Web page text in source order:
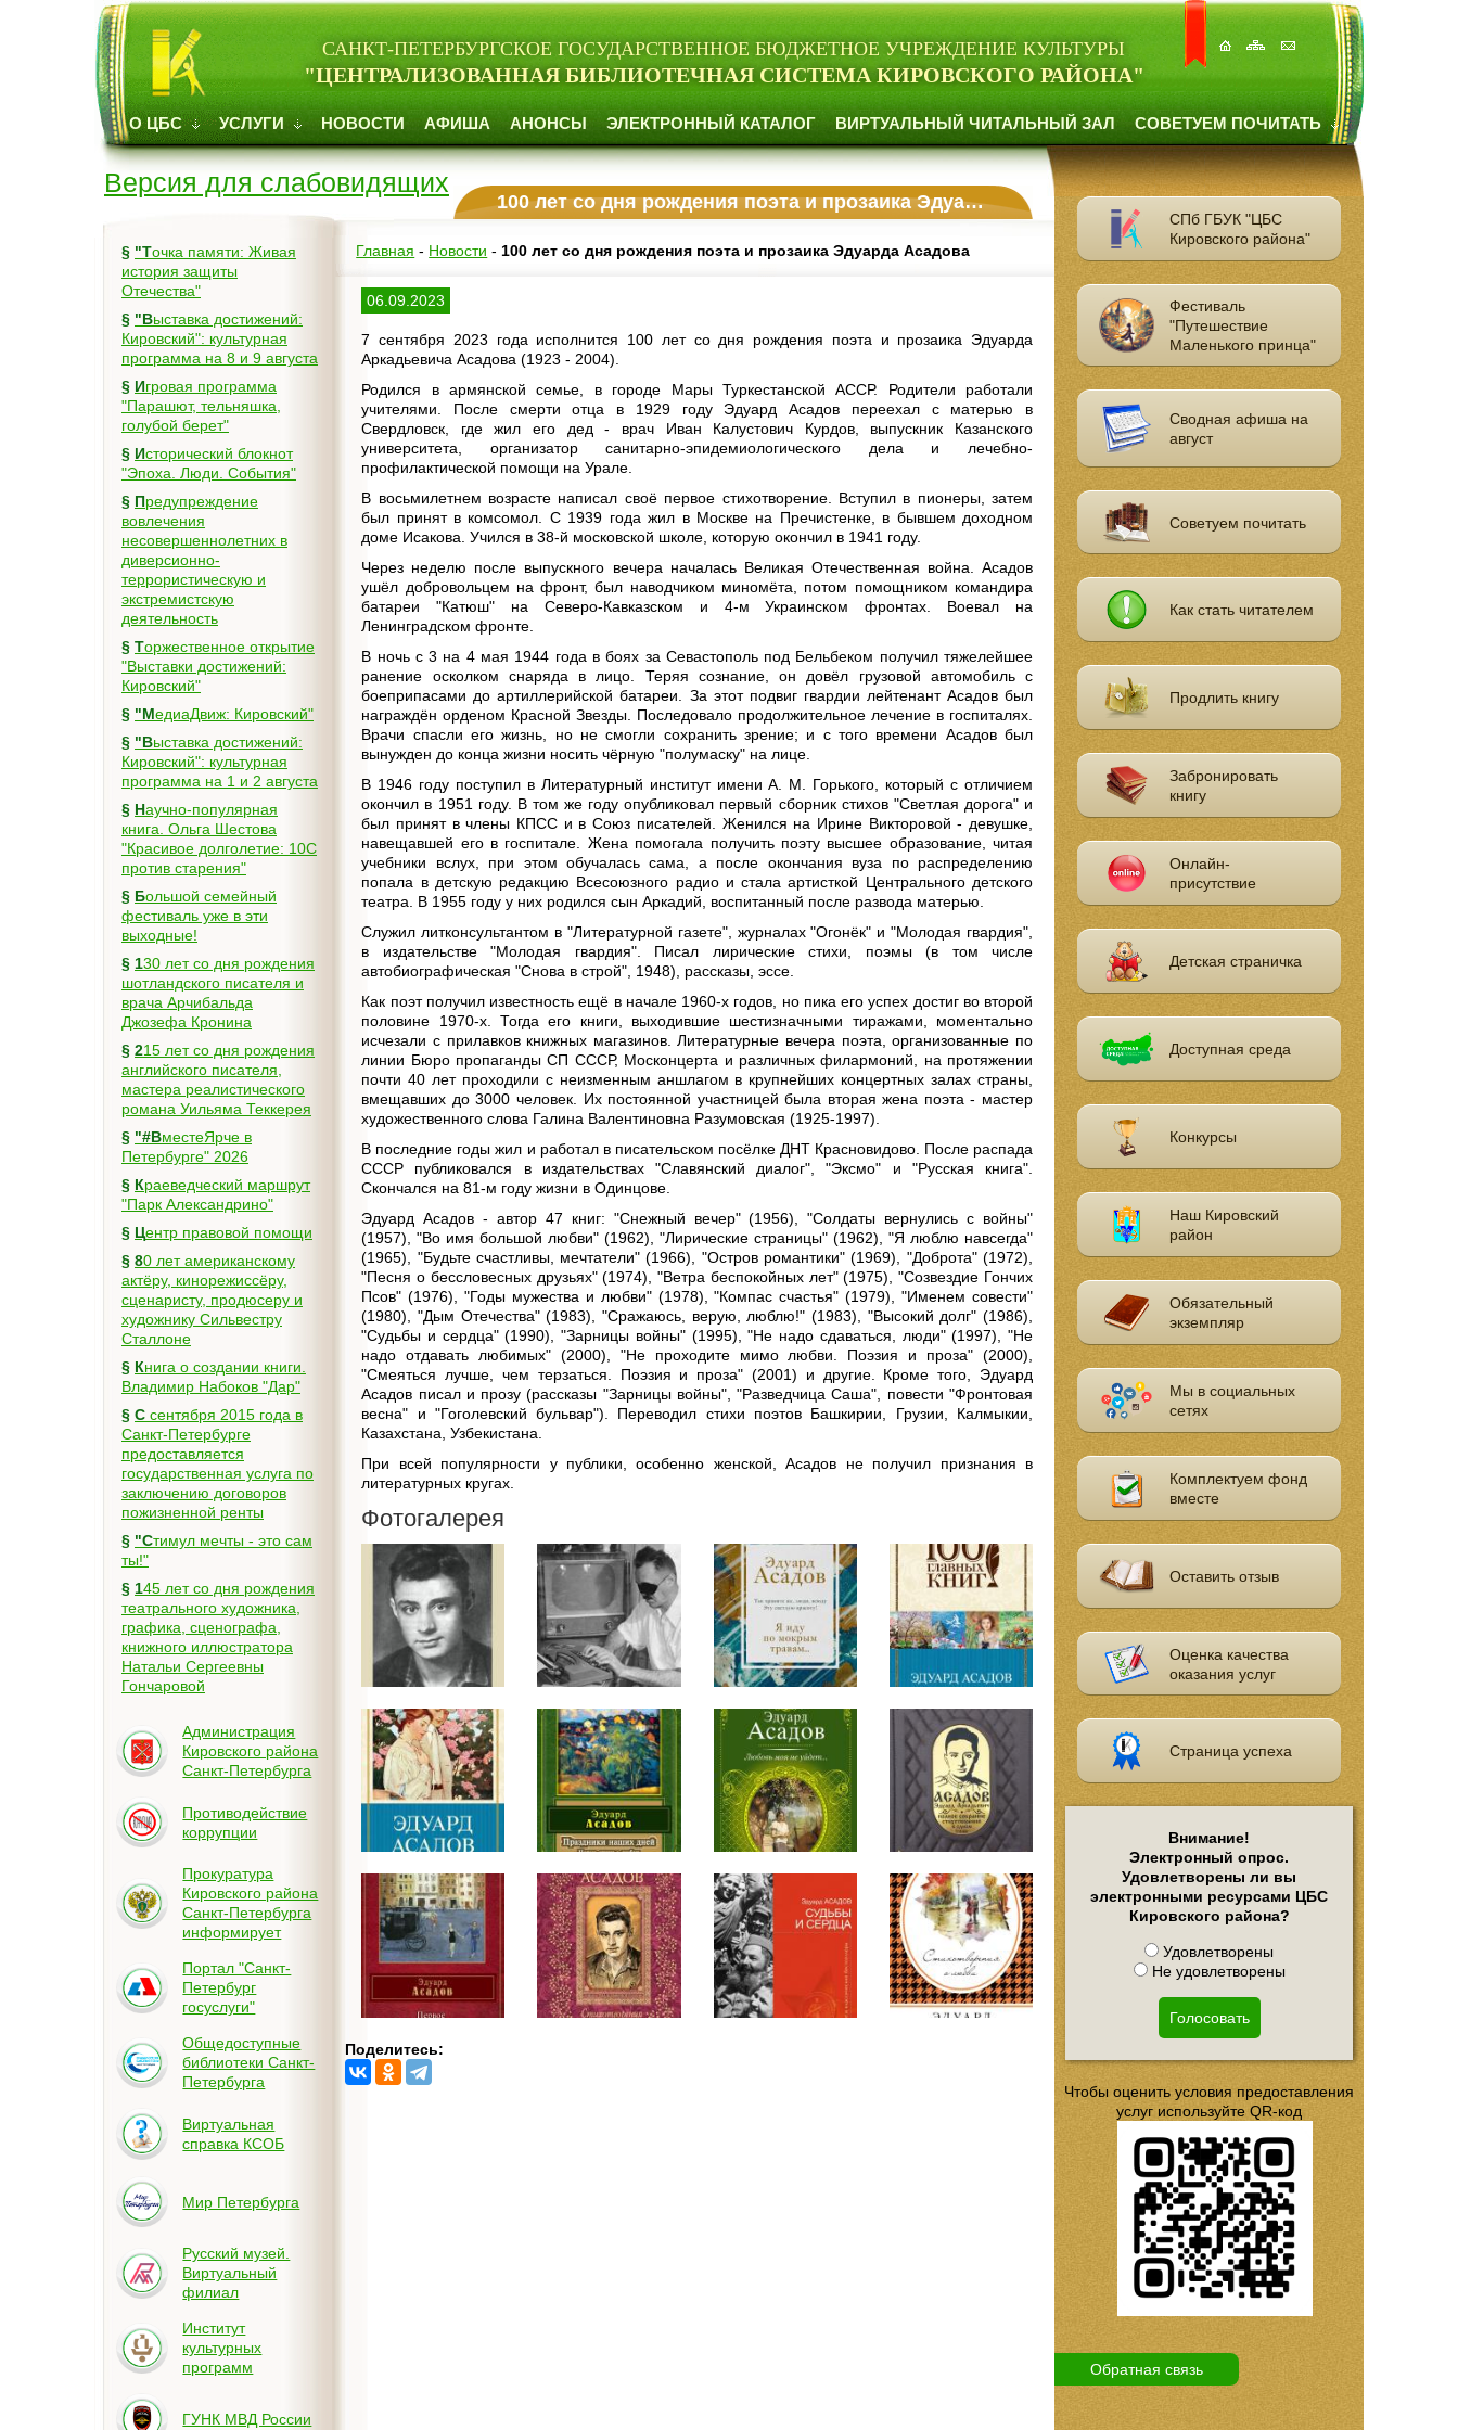
САНКТ-ПЕТЕРБУРГСКОЕ ГОСУДАРСТВЕННОЕ БЮДЖЕТНОЕ УЧРЕЖДЕНИЕ КУЛЬТУРЫ
"ЦЕНТРАЛИЗОВАННАЯ БИБЛИОТЕЧНАЯ СИСТЕМА КИРОВСКОГО РАЙОНА"
О ЦБС УСЛУГИ НОВОСТИ АФИША АНОНСЫ ЭЛЕКТРОННЫЙ КАТАЛОГ ВИРТУАЛЬНЫЙ ЧИТАЛЬНЫЙ ЗАЛ СОВЕТУЕМ ПОЧИТАТЬ
Версия для слабовидящих
§ "Точка памяти: Живая
история защиты
Отечества"
§ "Выставка достижений:
Кировский": культурная
программа на 8 и 9 августа
§ Игровая программа
"Парашют, тельняшка,
голубой берет"
§ Исторический блокнот
"Эпоха. Люди. События"
§ Предупреждение
вовлечения
несовершеннолетних в
диверсионно-
террористическую и
экстремистскую
деятельность
§ Торжественное открытие
"Выставки достижений:
Кировский"
§
"МедиаДвиж: Кировский"
§ "Выставка достижений:
Кировский": культурная
программа на 1 и 2 августа
§ Научно-популярная
книга. Ольга Шестова
"Красивое долголетие: 10C
против старения"
§ Большой семейный
фестиваль уже в эти
выходные!
§ 130 лет со дня рождения
шотландского писателя и
врача Арчибальда
Джозефа Кронина
§ 215 лет со дня рождения
английского писателя,
мастера реалистического
романа Уильяма Теккерея
§ "#ВместеЯрче в
Петербурге" 2026
§ Краеведческий маршрут
"Парк Александрино"
§
Центр правовой помощи
§ 80 лет американскому
актёру, кинорежиссёру,
сценаристу, продюсеру и
художнику Сильвестру
Сталлоне
§ Книга о создании книги.
Владимир Набоков "Дар"
§ С сентября 2015 года в
Санкт-Петербурге
предоставляется
государственная услуга по
заключению договоров
пожизненной ренты
§ "Стимул мечты - это сам
ты!"
§ 145 лет со дня рождения
театрального художника,
графика, сценографа,
книжного иллюстратора
Натальи Сергеевны
Гончаровой
Администрация
Кировского района
Санкт-Петербурга
Противодействие
коррупции
Прокуратура
Кировского района
Санкт-Петербурга
информирует
Портал "Санкт-
Петербург
госуслуги"
Общедоступные
библиотеки Санкт-
Петербурга
Виртуальная
справка КСОБ
Мир Петербурга
Русский музей.
Виртуальный
филиал
Институт
культурных
программ
ГУНК МВД России
100 лет со дня рождения поэта и прозаика Эдуарда Асадова
Главная - Новости - 100 лет со дня рождения поэта и прозаика Эдуарда Асадова
06.09.2023
7 сентября 2023 года исполнится 100 лет со дня рождения поэта и прозаика Эдуарда
Аркадьевича Асадова (1923 - 2004).
Родился в армянской семье, в городе Мары Туркестанской АССР. Родители работали
учителями. После смерти отца в 1929 году Эдуард Асадов переехал с матерью в
Свердловск, где жил его дед - врач Иван Калустович Курдов, выпускник Казанского
университета, организатор санитарно-эпидемиологического дела и лечебно-
профилактической помощи на Урале.
В восьмилетнем возрасте написал своё первое стихотворение. Вступил в пионеры, затем
был принят в комсомол. С 1939 года жил в Москве на Пречистенке, в бывшем доходном
доме Исакова. Учился в 38-й московской школе, которую окончил в 1941 году.
Через неделю после выпускного вечера началась Великая Отечественная война. Асадов
ушёл добровольцем на фронт, был наводчиком миномёта, потом помощником командира
батареи "Катюш" на Северо-Кавказском и 4-м Украинском фронтах. Воевал на
Ленинградском фронте.
В ночь с 3 на 4 мая 1944 года в боях за Севастополь под Бельбеком получил тяжелейшее
ранение осколком снаряда в лицо. Теряя сознание, он довёл грузовой автомобиль с
боеприпасами до артиллерийской батареи. За этот подвиг гвардии лейтенант Асадов был
награждён орденом Красной Звезды. Последовало продолжительное лечение в госпиталях.
Врачи спасли его жизнь, но не смогли сохранить зрение; и с того времени Асадов был
вынужден до конца жизни носить чёрную "полумаску" на лице.
В 1946 году поступил в Литературный институт имени А. М. Горького, который с отличием
окончил в 1951 году. В том же году опубликовал первый сборник стихов "Светлая дорога" и
был принят в члены КПСС и в Союз писателей. Женился на Ирине Викторовой - девушке,
навещавшей его в госпитале. Жена помогала получить поэту высшее образование, читая
учебники вслух, при этом обучалась сама, а после окончания вуза по распределению
попала в детскую редакцию Всесоюзного радио и стала артисткой Центрального детского
театра. В 1955 году у них родился сын Аркадий, воспитанный после развода матерью.
Служил литконсультантом в "Литературной газете", журналах "Огонёк" и "Молодая гвардия",
в издательстве "Молодая гвардия". Писал лирические стихи, поэмы (в том числе
автобиографическая "Снова в строй", 1948), рассказы, эссе.
Как поэт получил известность ещё в начале 1960-х годов, но пика его успех достиг во второй
половине 1970-х. Тогда его книги, выходившие шестизначными тиражами, моментально
исчезали с прилавков книжных магазинов. Литературные вечера поэта, организованные по
линии Бюро пропаганды СП СССР, Москонцерта и различных филармоний, на протяжении
почти 40 лет проходили с неизменным аншлагом в крупнейших концертных залах страны,
вмещавших до 3000 человек. Их постоянной участницей была вторая жена поэта - мастер
художественного слова Галина Валентиновна Разумовская (1925-1997).
В последние годы жил и работал в писательском посёлке ДНТ Красновидово. После распада
СССР публиковался в издательствах "Славянский диалог", "Эксмо" и "Русская книга".
Скончался на 81-м году жизни в Одинцове.
Эдуард Асадов - автор 47 книг: "Снежный вечер" (1956), "Солдаты вернулись с войны"
(1957), "Во имя большой любви" (1962), "Лирические страницы" (1962), "Я люблю навсегда"
(1965), "Будьте счастливы, мечтатели" (1966), "Остров романтики" (1969), "Доброта" (1972),
"Песня о бессловесных друзьях" (1974), "Ветра беспокойных лет" (1975), "Созвездие Гончих
Псов" (1976), "Годы мужества и любви" (1978), "Компас счастья" (1979), "Именем совести"
(1980), "Дым Отечества" (1983), "Сражаюсь, верую, люблю!" (1983), "Высокий долг" (1986),
"Судьбы и сердца" (1990), "Зарницы войны" (1995), "Не надо сдаваться, люди" (1997), "Не
надо отдавать любимых" (2000), "Не проходите мимо любви. Поэзия и проза" (2000),
"Смеяться лучше, чем терзаться. Поэзия и проза" (2001) и другие. Кроме того, Эдуард
Асадов писал и прозу (рассказы "Зарницы войны", "Разведчица Саша", повести "Фронтовая
весна" и "Гоголевский бульвар"). Переводил стихи поэтов Башкирии, Грузии, Калмыкии,
Казахстана, Узбекистана.
При всей популярности у публики, особенно женской, Асадов не получил признания в
литературных кругах.
Фотогалерея
Поделитесь:
СПб ГБУК "ЦБС
Кировского района"
Фестиваль
"Путешествие
Маленького принца"
Сводная афиша на
август
Советуем почитать
Как стать читателем
Продлить книгу
Забронировать
книгу
Онлайн-
присутствие
Детская страничка
Доступная среда
Конкурсы
Наш Кировский
район
Обязательный
экземпляр
Мы в социальных
сетях
Комплектуем фонд
вместе
Оставить отзыв
Оценка качества
оказания услуг
Страница успеха
Внимание!
Электронный опрос.
Удовлетворены ли вы
электронными ресурсами ЦБС
Кировского района?
Удовлетворены
Не удовлетворены
Голосовать
Чтобы оценить условия предоставления
услуг используйте QR-код
Обратная связь